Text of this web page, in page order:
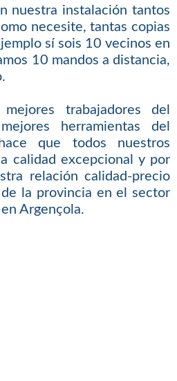
nuestra instalación tantos
necesite, tantas copias
sí sois 10 vecinos en
10 mandos a distancia,
trabajadores del
herramientas del
que todos nuestros
calidad excepcional y por
relación calidad-precio
la provincia en el sector
Argençola.